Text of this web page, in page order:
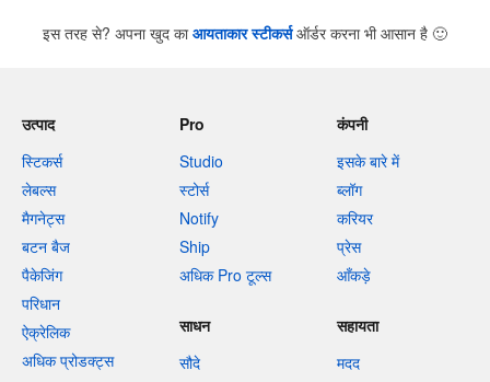
इस तरह से? अपना खुद काआयताकार स्टीकर्सऑर्डर करना भी आसान है 🙂
उत्पाद
स्टिकर्स
लेबल्स
मैगनेट्स
बटन बैज
पैकेजिंग
परिधान
ऐक्रेलिक
अधिक प्रोडक्ट्स
Pro
Studio
स्टोर्स
Notify
Ship
अधिक Pro टूल्स
कंपनी
इसके बारे में
ब्लॉग
करियर
प्रेस
आँकड़े
साधन
सौदे
सहायता
मदद